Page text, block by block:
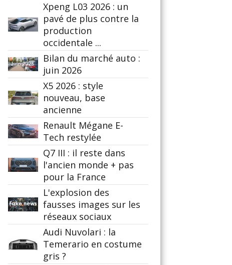
Xpeng L03 2026 : un
pavé de plus contre la
production
occidentale ...
Bilan du marché auto :
juin 2026
X5 2026 : style
nouveau, base
ancienne
Renault Mégane E-
Tech restylée
Q7 III : il reste dans
l'ancien monde + pas
pour la France
L'explosion des
fausses images sur les
réseaux sociaux
Audi Nuvolari : la
Temerario en costume
gris ?